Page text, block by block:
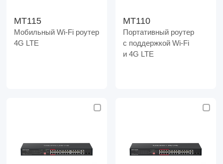
MT115
Мобильный Wi-Fi роутер
4G LTE
MT110
Портативный роутер
с поддержкой Wi‑Fi
и 4G LTE